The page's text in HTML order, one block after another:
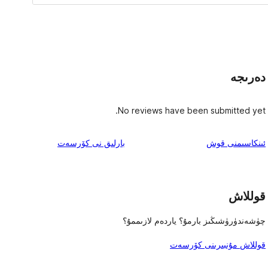
دەرىجە
No reviews have been submitted yet.
ئىنكاسىمنى قوش بارلىق ئىنكاس
نى كۆرسەت
قوللاش
چۈشەندۈرۈشىڭىز بارمۇ؟ ياردەم لازىممۇ؟
قوللاش مۇنبىرىنى كۆرسەت